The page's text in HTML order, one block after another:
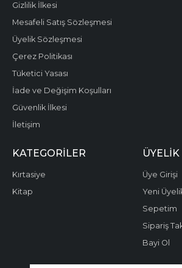
Gizlilik İlkesi
Mesafeli Satış Sözleşmesi
Üyelik Sözleşmesi
Çerez Politikası
Tüketici Yasası
İade ve Değişim Koşulları
Güvenlik İlkesi
İletişim
KATEGORILER
Kırtasiye
Kitap
ÜYELIK
Üye Girişi
Yeni
Sepetim
Sipariş
Bayi Ol